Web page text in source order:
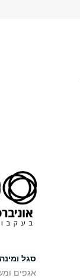
סגל
אגפים